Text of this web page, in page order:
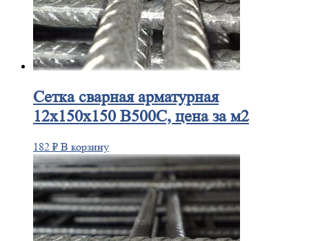
Сеткасварная арматурная
12х150х150 В500С, цена за м2
182 ₽ В корзину